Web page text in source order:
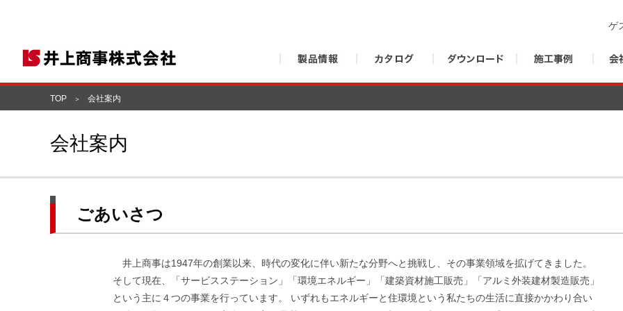
ゲ
TOP 会社案内
会社案内
ごあいさつ
井上商事は1947年の創業以来、時代の変化に伴い新たな分野へと挑戦し、その事業領域を拡げてきました。
そして現在、「サービスステーション」「環境エネルギー」「建築資材施工販売」「アルミ外装建材製造販売」
という主に４つの事業を行っています。 いずれもエネルギーと住環境という私たちの生活に直接かかわり合い